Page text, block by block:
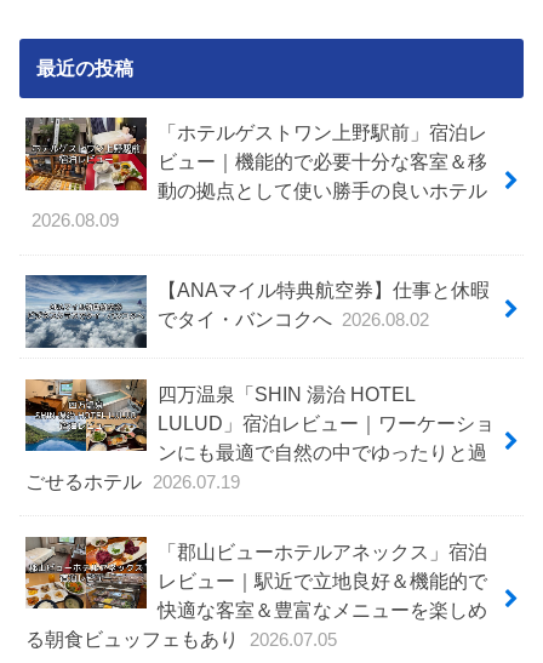
最近の投稿
「ホテルゲストワン上野駅前」宿泊レ
ビュー｜機能的で必要十分な客室＆移
動の拠点として使い勝手の良いホテル
2026.08.09
【ANAマイル特典航空券】仕事と休暇
でタイ・バンコクへ 2026.08.02
四万温泉「SHIN 湯治 HOTEL
LULUD」宿泊レビュー｜ワーケーショ
ンにも最適で自然の中でゆったりと過
ごせるホテル
2026.07.19
「郡山ビューホテルアネックス」宿泊
レビュー｜駅近で立地良好＆機能的で
快適な客室＆豊富なメニューを楽しめ
る朝食ビュッフェもあり
2026.07.05